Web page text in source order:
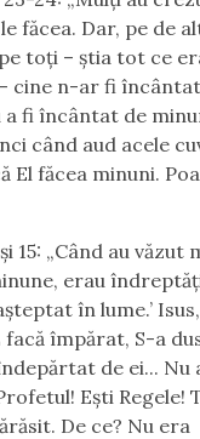
făcea. Dar, pe de
toţi –ştia tot ce
cine n-ar fi
fi încântat de
când aud acele
El făcea minuni.
15: „Când au văzut
erau
în lume.’
facă împărat, S-a
de ei... Nu
Eşti Regele!
De ce? Nu era